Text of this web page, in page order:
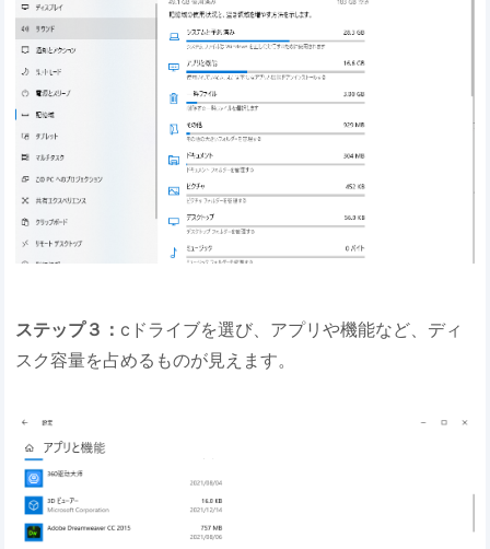
ステップ３：cドライブを選び、アプリや機能など、ディ
スク容量を占めるものが見えます。